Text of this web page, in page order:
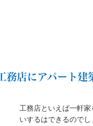
務店にアパート建
工務店といえば一軒
いするはできるのでし